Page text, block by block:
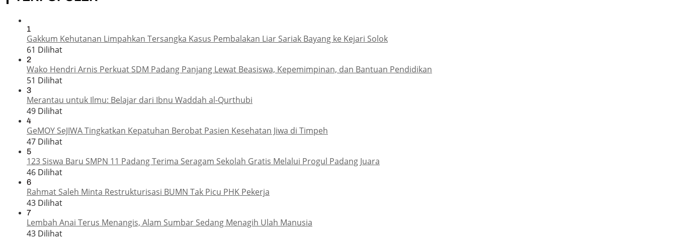
1
Gakkum Kehutanan Limpahkan Tersangka Kasus Pembalakan Liar Sariak Bayang ke Kejari Solok
61 Dilihat
2
Wako Hendri Arnis Perkuat SDM Padang Panjang Lewat Beasiswa, Kepemimpinan, dan Bantuan Pendidikan
51 Dilihat
3
Merantau untuk Ilmu: Belajar dari Ibnu Waddah al-Qurthubi
49 Dilihat
4
GeMOY SeJIWA Tingkatkan Kepatuhan Berobat Pasien Kesehatan Jiwa di Timpeh
47 Dilihat
5
123 Siswa Baru SMPN 11 Padang Terima Seragam Sekolah Gratis Melalui Progul Padang Juara
46 Dilihat
6
Rahmat Saleh Minta Restrukturisasi BUMN Tak Picu PHK Pekerja
43 Dilihat
7
Lembah Anai Terus Menangis, Alam Sumbar Sedang Menagih Ulah Manusia
43 Dilihat